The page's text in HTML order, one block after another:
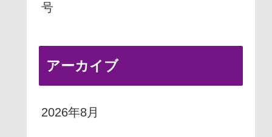
号
アーカイブ
2026年8月